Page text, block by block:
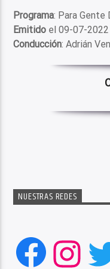
Programa: Para
Emitido el 09-07-2022
Conducción: Adrián
NUESTRAS REDES